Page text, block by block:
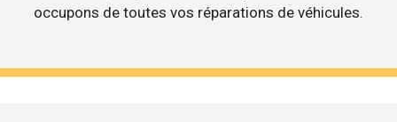
occupons de toutes vos réparations de véhicules.